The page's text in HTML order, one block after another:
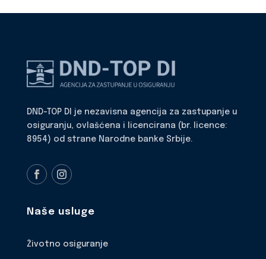
DND-TOP DI je nezavisna agencija za zastupanje u
osiguranju, ovlašćena i licencirana (br. licence:
8954) od strane Narodne banke Srbije.
Naše usluge
Životno osiguranje